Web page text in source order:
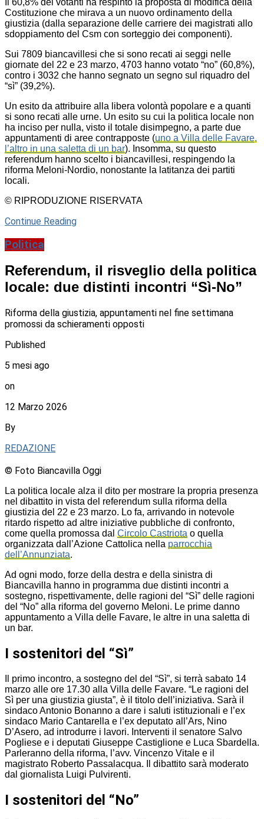
Costituzione che mirava a un nuovo ordinamento della
giustizia (dalla separazione delle carriere dei magistrati allo
sdoppiamento del Csm con sorteggio dei componenti).
Sui 7809 biancavillesi che si sono recati ai seggi nelle
giornate del 22 e 23 marzo, 4703 hanno votato “no” (60,8%),
contro i 3032 che hanno segnato un segno sul riquadro del
“sì” (39,2%).
Un esito da attribuire alla libera volontà popolare e a quanti
si sono recati alle urne. Un esito su cui la politica locale non
ha inciso per nulla, visto il totale disimpegno, a parte due
appuntamenti di aree contrapposte (uno a Villa delle Favare,
l’altro in una saletta di un bar). Insomma, su questo
referendum hanno scelto i biancavillesi, respingendo la
riforma Meloni-Nordio, nonostante la latitanza dei partiti
locali.
© RIPRODUZIONE RISERVATA
Continue Reading
Politica
Referendum, il risveglio della politica
locale: due distinti incontri “Sì-No”
Riforma della giustizia, appuntamenti nel fine settimana
promossi da schieramenti opposti
Published
5 mesi ago
on
12 Marzo 2026
By
REDAZIONE
© Foto Biancavilla Oggi
La politica locale alza il dito per mostrare la propria presenza
nel dibattito in vista del referendum sulla riforma della
giustizia del 22 e 23 marzo. Lo fa, arrivando in notevole
ritardo rispetto ad altre iniziative pubbliche di confronto,
come quella promossa dal Circolo Castriota o quella
organizzata dall’Azione Cattolica nella parrocchia
dell’Annunziata.
Ad ogni modo, forze della destra e della sinistra di
Biancavilla hanno in programma due distinti incontri a
sostegno, rispettivamente, delle ragioni del “Sì” delle ragioni
del “No” alla riforma del governo Meloni. Le prime danno
appuntamento a Villa delle Favare, le altre in una saletta di
un bar.
I sostenitori del “Sì”
Il primo incontro, a sostegno del del “Sì”, si terrà sabato 14
marzo alle ore 17.30 alla Villa delle Favare. “Le ragioni del
Sì per una giustizia giusta”, è il titolo dell’iniziativa. Sarà il
sindaco Antonio Bonanno a dare i saluti istituzionali e l’ex
sindaco Mario Cantarella e l’ex deputato all’Ars, Nino
D’Asero, ad introdurre i lavori. Interventi il senatore Salvo
Pogliese e i deputati Giuseppe Castiglione e Luca Sbardella.
Parleranno della riforma, l’avv. Vincenzo Vitale e il
magistrato Roberto Passalacqua. Il dibattito sarà moderato
dal giornalista Luigi Pulvirenti.
I sostenitori del “No”